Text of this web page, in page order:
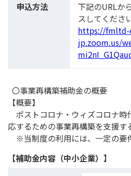
申込方法
下記のURLか
スしてくださ
https://fmltd-
jp.zoom.us/
〇事業再構築補助金の概要
【概要】
ポストコロナ・ウィズコロナ時
応するための事業再構築を支援す
※当制度の利用には、一定の要
【補助金内容（中小企業）】